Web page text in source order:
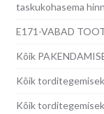
taskukohasema
E171-VABAD
Kõik
Kõik
Kõik